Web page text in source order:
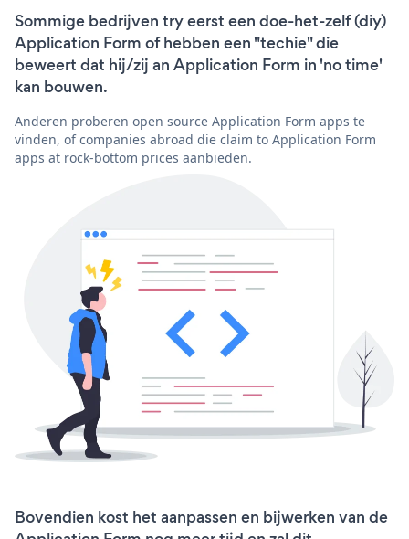
Sommige bedrijven try eerst een doe-het-zelf (diy)
Application Form of hebben een "techie" die
beweert dat hij/zij an Application Form in 'no time'
kan bouwen.
Anderen proberen open source Application Form apps te
vinden, of companies abroad die claim to Application Form
apps at rock-bottom prices aanbieden.
Bovendien kost het aanpassen en bijwerken van de